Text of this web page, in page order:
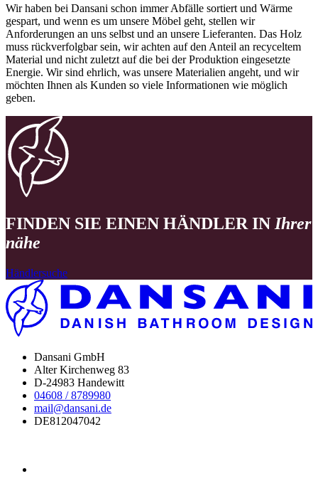
Wir haben bei Dansani schon immer Abfälle sortiert und Wärme
gespart, und wenn es um unsere Möbel geht, stellen wir
Anforderungen an uns selbst und an unsere Lieferanten. Das Holz
muss rückverfolgbar sein, wir achten auf den Anteil an recyceltem
Material und nicht zuletzt auf die bei der Produktion eingesetzte
Energie. Wir sind ehrlich, was unsere Materialien angeht, und wir
möchten Ihnen als Kunden so viele Informationen wie möglich
geben.
FINDEN SIE EINEN HÄNDLER IN Ihrer
nähe
Händlersuche
Dansani GmbH
Alter Kirchenweg 83
D-24983 Handewitt
04608 / 8789980
mail@dansani.de
DE812047042